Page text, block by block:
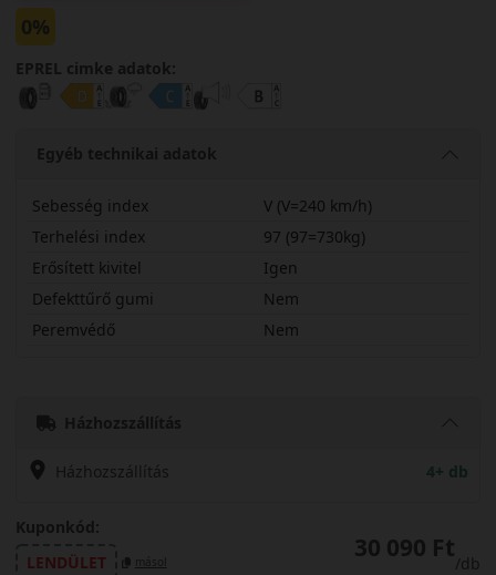
0%
EPREL cimke adatok:
Egyéb technikai adatok
Sebesség index
V (V=240 km/h)
Terhelési index
97 (97=730kg)
Erősített kivitel
Igen
Defekttűrő gumi
Nem
Peremvédő
Nem
Házhozszállítás
Házhozszállítás 4+ db
Kuponkód:
LENDÜLET
másol 30 090 Ft
/db